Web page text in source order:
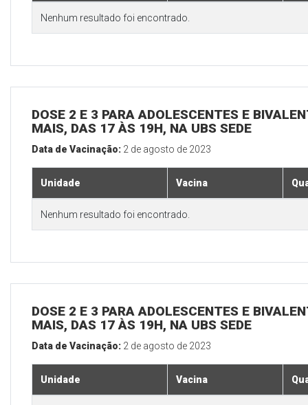
Nenhum resultado foi encontrado.
DOSE 2 E 3 PARA ADOLESCENTES E
MAIS, DAS 17 ÀS 19H, NA UBS SEDE
Data de Vacinação: 2 de agosto de 2023
Unidade Vacina
Nenhum resultado foi encontrado.
DOSE 2 E 3 PARA ADOLESCENTES E
MAIS, DAS 17 ÀS 19H, NA UBS SEDE
Data de Vacinação: 2 de agosto de 2023
Unidade Vacina